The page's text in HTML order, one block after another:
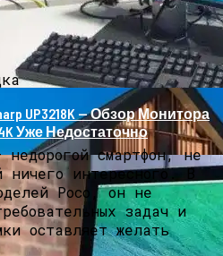
Ворота
15 Соток + Фото
UP3218K — Обзор Монитора
Уже Недостаточно
смартфон, не
ничего интересного. В
Poco, он не
задач и
оставляет желать